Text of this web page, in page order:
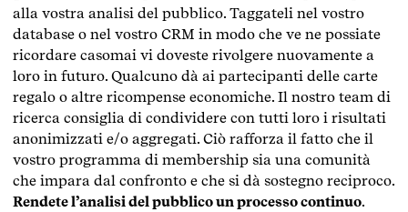
alla vostra analisi del pubblico. Taggateli nel vostro
database o nel vostro CRM in modo che ve ne possiate
ricordare casomai vi doveste rivolgere nuovamente a
loro in futuro. Qualcuno dà ai partecipanti delle carte
regalo o altre ricompense economiche. Il nostro team di
ricerca consiglia di condividere con tutti loro i risultati
anonimizzati e/o aggregati. Ciò rafforza il fatto che il
vostro programma di membership sia una comunità
che impara dal confronto e che si dà sostegno reciproco.
Rendete l’analisi del pubblico un processo continuo.